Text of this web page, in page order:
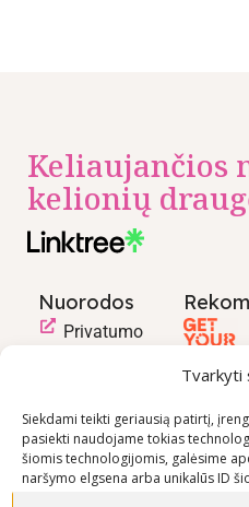
Tvarkyti
Siekdami teikti geriausią patirtį,
pasiekti naudojame tokias
šiomis technologijomis, galėsime
naršymo elgsena arba unikalūs ID
Keliaujančios
kelionių
Nuorodos
Privatumo
pirkimo –
pardavimo
taisyklės